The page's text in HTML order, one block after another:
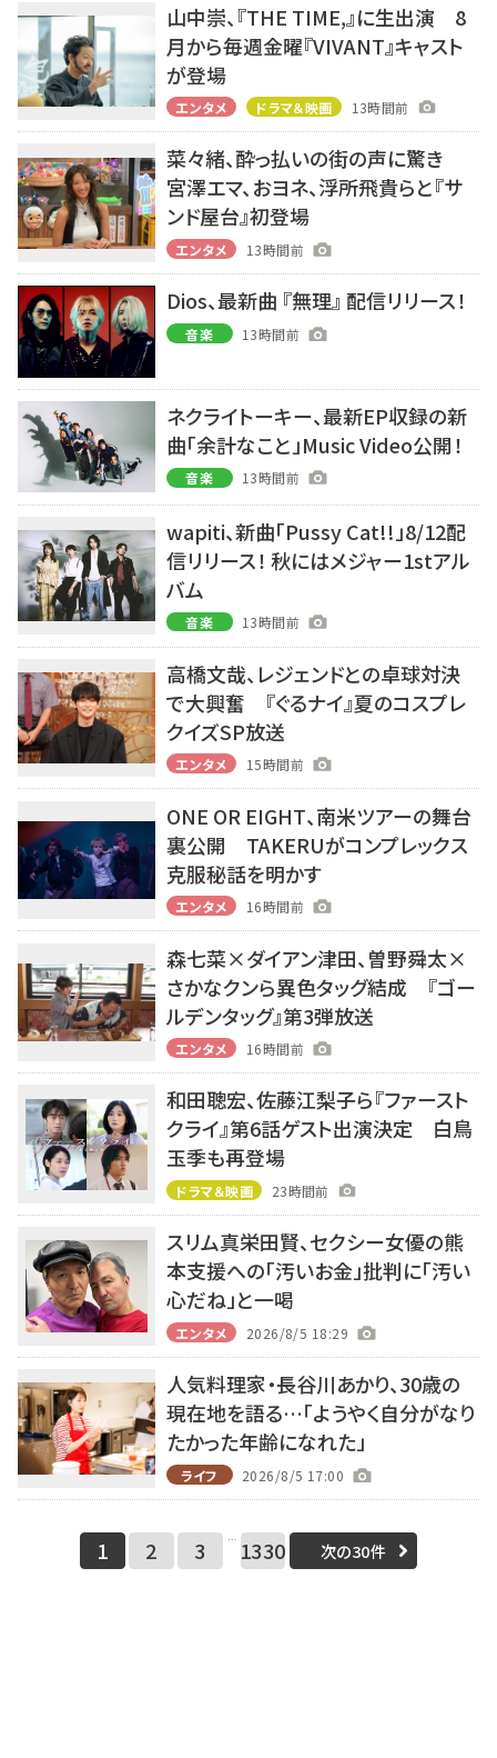
山中崇、『THE TIME,』に生出演 8
月から毎週金曜『VIVANT』キャスト
が登場
エンタメ ドラマ＆映画 13時間前
菜々緒、酔っ払いの街の声に驚き
宮澤エマ、おヨネ、浮所飛貴らと『サ
ンド屋台』初登場
エンタメ 13時間前
Dios、最新曲 『無理』 配信リリース！
音楽 13時間前
ネクライトーキー、最新EP収録の新
曲「余計なこと」Music Video公開！
音楽 13時間前
wapiti、新曲「Pussy Cat!!」8/12配
信リリース！ 秋にはメジャー1stアル
バム
音楽 13時間前
高橋文哉、レジェンドとの卓球対決
で大興奮 『ぐるナイ』夏のコスプレ
クイズSP放送
エンタメ 15時間前
ONE OR EIGHT、南米ツアーの舞台
裏公開 TAKERUがコンプレックス
克服秘話を明かす
エンタメ 16時間前
森七菜×ダイアン津田、曽野舜太×
さかなクンら異色タッグ結成 『ゴー
ルデンタッグ』第3弾放送
エンタメ 16時間前
和田聰宏、佐藤江梨子ら『ファースト
クライ』第6話ゲスト出演決定 白鳥
玉季も再登場
ドラマ＆映画 23時間前
スリム真栄田賢、セクシー女優の熊
本支援への「汚いお金」批判に「汚い
心だね」と一喝
エンタメ 2026/8/5 18:29
人気料理家・長谷川あかり、30歳の
現在地を語る…「ようやく自分がなり
たかった年齢になれた」
ライフ 2026/8/5 17:00
1 2 3 … 1330 次の30件